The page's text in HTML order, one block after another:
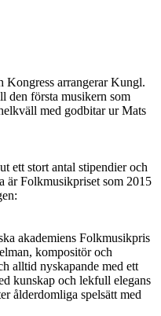
Kongress arrangerar Kungl.
den första musikern som
med godbitar ur Mats
ett stort antal stipendier och
är Folkmusikpriset som 2015
akademiens Folkmusikpris
kompositör och
alltid nyskapande med ett
kunskap och lekfull elegans
ålderdomliga spelsätt med